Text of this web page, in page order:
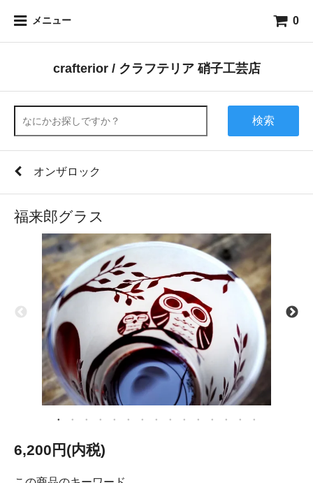
メニュー 0
crafterior / クラフテリア 硝子工芸店
検索
オンザロック
福来郎グラス
6,200円(内税)